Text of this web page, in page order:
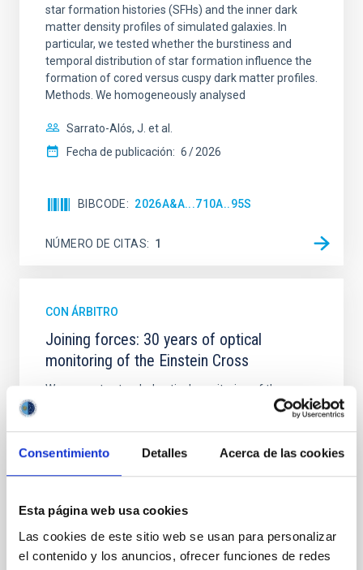
Consentimiento Detalles Acerca de las cookies
Esta página web usa cookies
Las cookies de este sitio web se usan para personalizar
el contenido y los anuncios, ofrecer funciones de redes
star formation histories (SFHs) and the inner dark
matter density profiles of simulated galaxies. In
particular, we tested whether the burstiness and
temporal distribution of star formation influence the
formation of cored versus cuspy dark matter profiles.
Methods. We homogeneously analysed
Sarrato-Alós, J. et al.
Fecha de publicación: 6 2026
BIBCODE 2026A&A...710A..95S
NÚMERO DE CITAS 1
CON ÁRBITRO
Joining forces: 30 years of optical
monitoring of the Einstein Cross
We present extended optical monitoring of the
quadruply-imaged gravitationally lensed quasar QSO
hemispheres and using a new photometric
technique. This technique uses a region far enough
sky background level
Shalyapin, V. N. et al.
Fecha de publicación: